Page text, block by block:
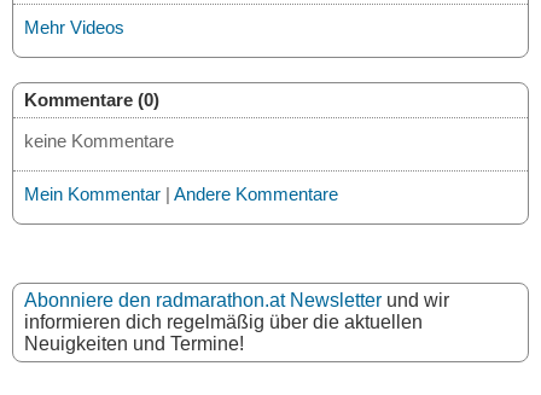
Mehr Videos
Kommentare (0)
keine Kommentare
Mein Kommentar | Andere Kommentare
Abonniere den radmarathon.at Newsletter und wir
informieren dich regelmäßig über die aktuellen
Neuigkeiten und Termine!